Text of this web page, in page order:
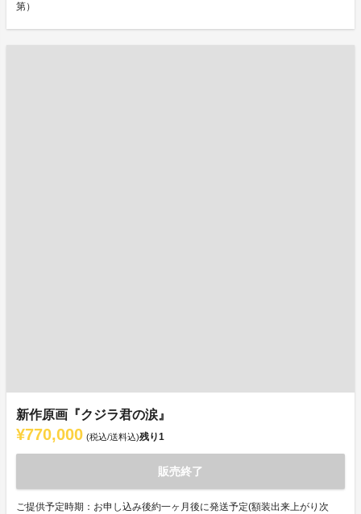
第）
新作原画『クジラ君の涙』
¥770,000 (税込/送料込)残り1
販売終了
ご提供予定時期：お申し込み後約一ヶ月後に発送予定(額装出来上がり次